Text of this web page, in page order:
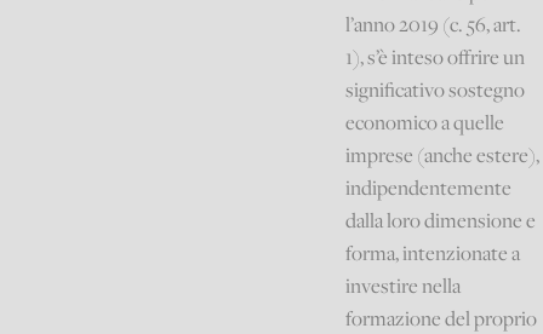
l’anno 2019 (c. 56, art.
1), s’è inteso offrire un
significativo sostegno
economico a quelle
imprese (anche estere),
indipendentemente
dalla loro dimensione e
forma, intenzionate a
investire nella
formazione del proprio